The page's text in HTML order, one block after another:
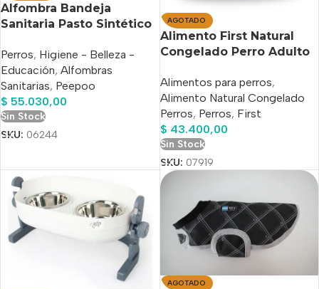
Alfombra Bandeja
Sanitaria Pasto Sintético
Perros, Higiene - Belleza -
Educación, Alfombras
Sanitarias, Peepoo
$ 55.030,00
Sin Stock
SKU: 06244
AGOTADO
Alimento First Natural
Congelado Perro Adulto
Alimentos para perros,
Alimento Natural Congelado
Perros, Perros, First
$ 43.400,00
Sin Stock
SKU: 07919
AGOTADO